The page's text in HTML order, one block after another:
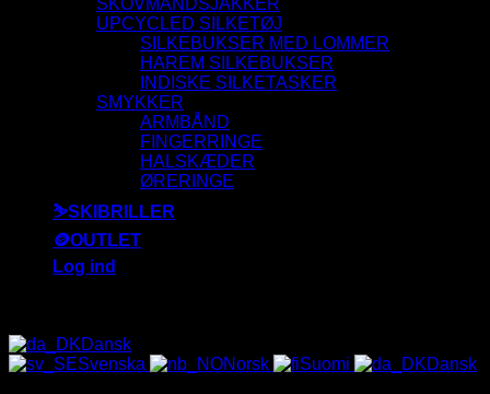
UPCYCLED SILKETØJ
SILKEBUKSER MED LOMMER
HAREM SILKEBUKSER
INDISKE SILKETASKER
SMYKKER
ARMBÅND
FINGERRINGE
HALSKÆDER
ØRERINGE
⛷️SKIBRILLER
🪙OUTLET
Log ind
Dansk
Svenska
Norsk Suomi Dansk